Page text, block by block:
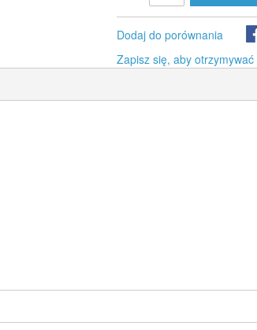
Dodaj do porównania
Zapisz się, aby